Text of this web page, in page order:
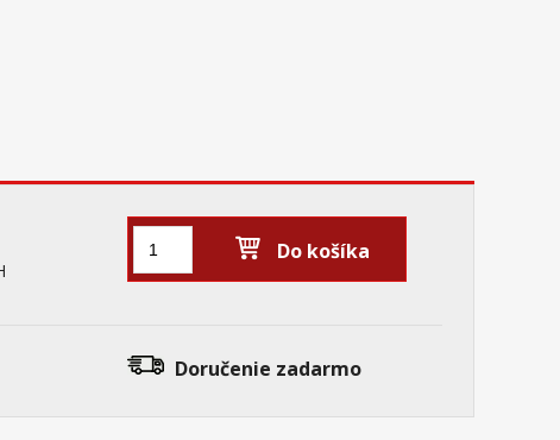
Do košíka
Doručenie zadarmo